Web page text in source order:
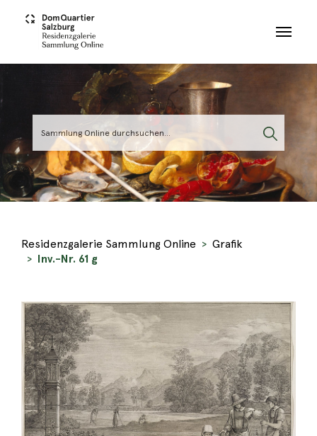
Residenzgalerie Sammlung Online
Grafik
Inv.-Nr. 61 g